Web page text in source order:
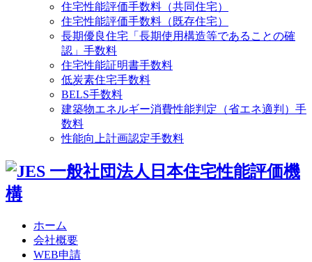
住宅性能評価手数料（共同住宅）
住宅性能評価手数料（既存住宅）
長期優良住宅「長期使用構造等であることの確
認」手数料
住宅性能証明書手数料
低炭素住宅手数料
BELS手数料
建築物エネルギー消費性能判定（省エネ適判）手
数料
性能向上計画認定手数料
ホーム
会社概要
WEB申請